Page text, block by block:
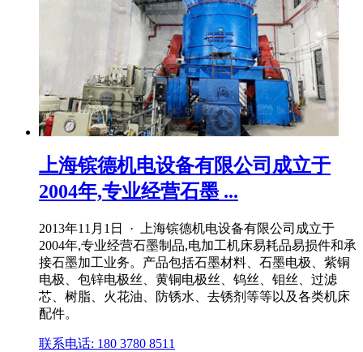
上海镔德机电设备有限公司成立于
2004年,专业经营石墨 ...
2013年11月1日 · 上海镔德机电设备有限公司成立于
2004年,专业经营石墨制品,电加工机床易耗品易损件和承
接石墨加工业务。产品包括石墨材料、石墨电极、紫铜
电极、包锌电极丝、黄铜电极丝、钨丝、钼丝、过滤
芯、树脂、火花油、防锈水、去锈剂等等以及各类机床
配件。
联系电话: 180 3780 8511